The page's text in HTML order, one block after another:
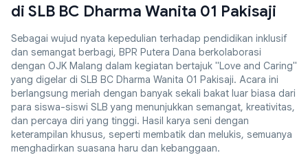
di SLB BC Dharma Wanita 01 Pakisaji
Sebagai wujud nyata kepedulian terhadap pendidikan inklusif
dan semangat berbagi, BPR Putera Dana berkolaborasi
dengan OJK Malang dalam kegiatan bertajuk "Love and Caring"
yang digelar di SLB BC Dharma Wanita 01 Pakisaji. Acara ini
berlangsung meriah dengan banyak sekali bakat luar biasa dari
para siswa-siswi SLB yang menunjukkan semangat, kreativitas,
dan percaya diri yang tinggi. Hasil karya seni dengan
keterampilan khusus, seperti membatik dan melukis, semuanya
menghadirkan suasana haru dan kebanggaan.